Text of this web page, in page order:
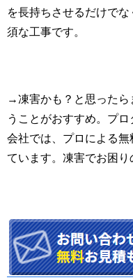
を長持ちさせるだけで
須な工事です。
→凍害かも？と思ったら
うことがおすすめ。プ
会社では、プロによる
ています。凍害でお困り